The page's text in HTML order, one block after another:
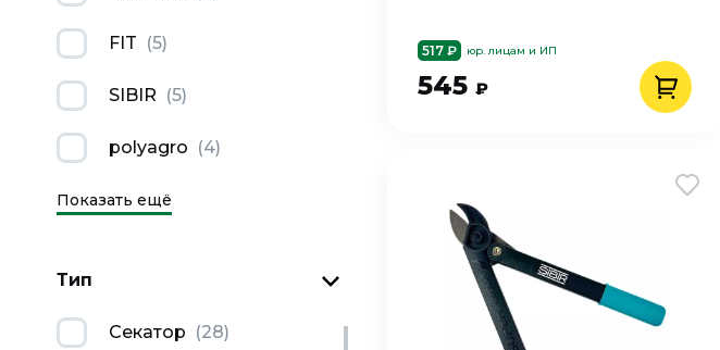
FIT (5)
SIBIR (5)
polyagro (4)
Показать ещё
Тип
Секатор (28)
517 ₽ юр. лицам и ИП
545 ₽